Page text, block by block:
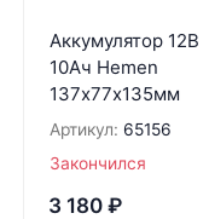
Аккумулятор 12В
10Ач Hemen
137х77х135мм
Артикул: 65156
Закончился
3 180 ₽